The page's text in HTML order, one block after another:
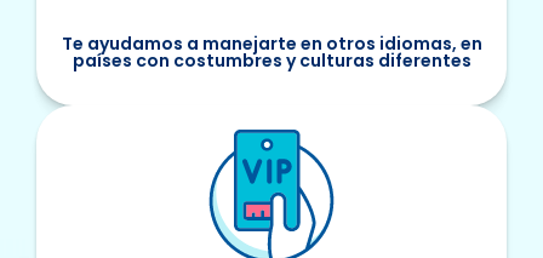
Te ayudamos a manejarte en otros idiomas, en
países con costumbres y culturas diferentes